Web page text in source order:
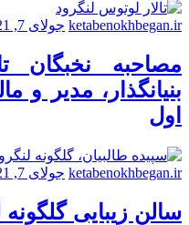
ketabenokhbegan.ir جولای 7, 2021
مصاحبه نخبگان
بنیانگذار، مدیر و
اول
ketabenokhbegan.ir جولای 7, 2021
سالن زیبایی